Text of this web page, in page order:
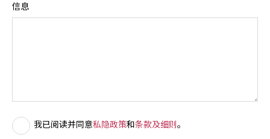
信息
我已阅读并同意私隐政策和条款及细则。